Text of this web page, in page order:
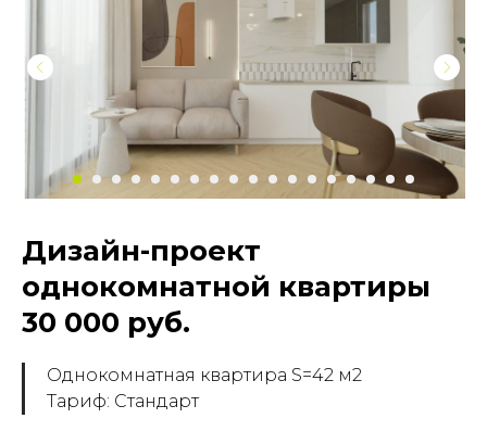
Дизайн-проект
однокомнатной квартиры
30 000 руб.
Однокомнатная квартира S=42 м2
Тариф: Стандарт